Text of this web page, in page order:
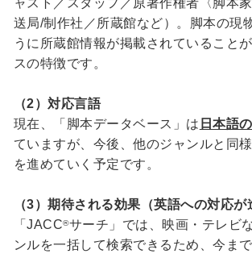
ャスト／スタッフ／原著作権者〈脚本
送局/制作社／所蔵館など）。脚本の現
うに所蔵館情報が掲載されていること
スの特徴です。
（2）対応言語
現在、「脚本データベース」は 日本語
ていますが、今後、他のジャンルと同
を進めていく予定です。
（3）期待される効果（英語への対応が
「JACC®サーチ」では、映画・テレビ
ンルを一括して検索できるため、今ま